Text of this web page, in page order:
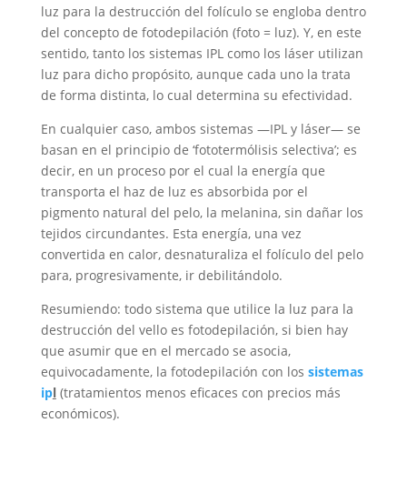
luz para la destrucción del folículo se engloba dentro
del concepto de fotodepilación (foto = luz). Y, en este
sentido, tanto los sistemas IPL como los láser utilizan
luz para dicho propósito, aunque cada uno la trata
de forma distinta, lo cual determina su efectividad.
En cualquier caso, ambos sistemas —IPL y láser— se
basan en el principio de ‘fototermólisis selectiva’; es
decir, en un proceso por el cual la energía que
transporta el haz de luz es absorbida por el
pigmento natural del pelo, la melanina, sin dañar los
tejidos circundantes. Esta energía, una vez
convertida en calor, desnaturaliza el folículo del pelo
para, progresivamente, ir debilitándolo.
Resumiendo: todo sistema que utilice la luz para la
destrucción del vello es fotodepilación, si bien hay
que asumir que en el mercado se asocia,
equivocadamente, la fotodepilación con los sistemas
ipl(tratamientos menos eficaces con precios más
económicos).